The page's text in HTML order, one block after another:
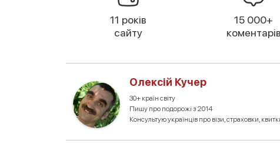
11 років
сайту
15 000+
коментарів
Олексій Кучер
30+ країн світу
Пишу про подорожі з 2014
Консультую українців про візи, страховки,